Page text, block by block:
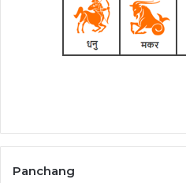
Panchang